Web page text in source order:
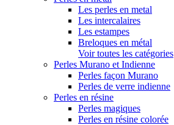
Les perles en metal
Les intercalaires
Les estampes
Breloques en métal
Voir toutes les catégories
Perles Murano et Indienne
Perles façon Murano
Perles de verre indienne
Perles en résine
Perles magiques
Perles en résine colorée